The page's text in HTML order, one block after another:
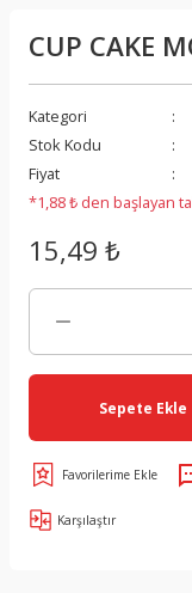
CUP CAKE
Kategori
Stok Kodu
Fiyat
*1,88 ₺ den başlayan
15,49 ₺
Sepete Ekle
Karşılaştır